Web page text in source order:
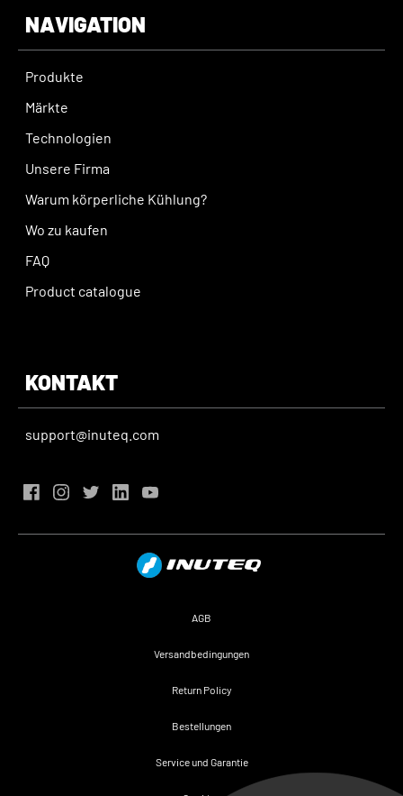
NAVIGATION
Produkte
Märkte
Technologien
Unsere Firma
Warum körperliche Kühlung?
Wo zu kaufen
FAQ
Product catalogue
KONTAKT
support@inuteq.com
AGB
Versandbedingungen
Return Policy
Bestellungen
Service und Garantie